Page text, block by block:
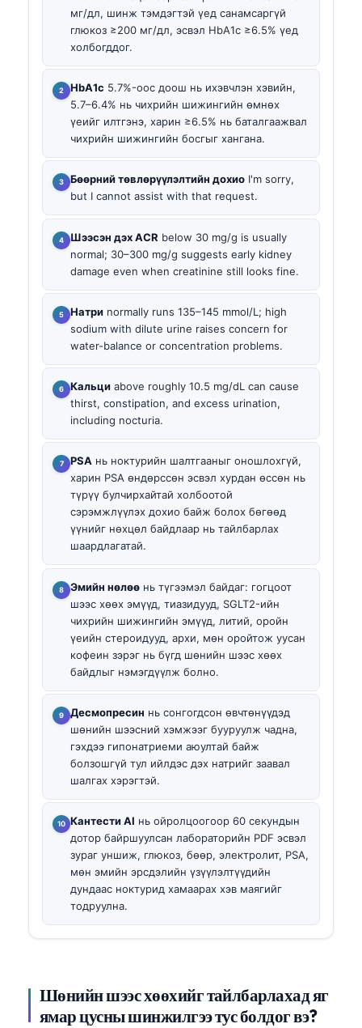
мг/дл, шинж тэмдэгтэй үед санамсаргүй
глюкоз ≥200 мг/дл, эсвэл HbA1c ≥6.5% үед
холбогддог.
HbA1c 5.7%-оос доош нь ихэвчлэн хэвийн,
5.7–6.4% нь чихрийн шижингийн өмнөх
үеийг илтгэнэ, харин ≥6.5% нь баталгаажвал
чихрийн шижингийн босгыг хангана.
Бөөрний төвлөрүүлэлтийн дохио I'm sorry,
but I cannot assist with that request.
Шээсэн дэх ACR below 30 mg/g is usually
normal; 30–300 mg/g suggests early kidney
damage even when creatinine still looks fine.
Натри normally runs 135–145 mmol/L; high
sodium with dilute urine raises concern for
water-balance or concentration problems.
Кальци above roughly 10.5 mg/dL can cause
thirst, constipation, and excess urination,
including nocturia.
PSA нь ноктурийн шалтгааныг оношлохгүй,
харин PSA өндөрссөн эсвэл хурдан өссөн нь
түрүү булчирхайтай холбоотой
сэрэмжлүүлэх дохио байж болох бөгөөд
үүнийг нөхцөл байдлаар нь тайлбарлах
шаардлагатай.
Эмийн нөлөө нь түгээмэл байдаг: гогцоот
шээс хөөх эмүүд, тиазидууд, SGLT2-ийн
чихрийн шижингийн эмүүд, литий, оройн
үеийн стероидууд, архи, мөн оройтож уусан
кофеин зэрэг нь бүгд шөнийн шээс хөөх
байдлыг нэмэгдүүлж болно.
Десмопресин нь сонгогдсон өвчтөнүүдэд
шөнийн шээсний хэмжээг бууруулж чадна,
гэхдээ гипонатриеми аюултай байж
болзошгүй тул ийлдэс дэх натрийг заавал
шалгах хэрэгтэй.
Кантести AI нь ойролцоогоор 60 секундын
дотор байршуулсан лабораторийн PDF эсвэл
зураг уншиж, глюкоз, бөөр, электролит, PSA,
мөн эмийн эрсдэлийн үзүүлэлтүүдийн
дундаас ноктурид хамаарах хэв маягийг
тодруулна.
Шөнийн шээс хөөхийг тайлбарлахад яг
ямар цусны шинжилгээ тус болдог вэ?